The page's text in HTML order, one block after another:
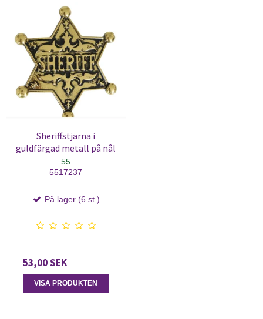
Sheriffstjärna i
guldfärgad metall på nål
55
5517237
På lager (6 st.)
53,00 SEK
VISA PRODUKTEN